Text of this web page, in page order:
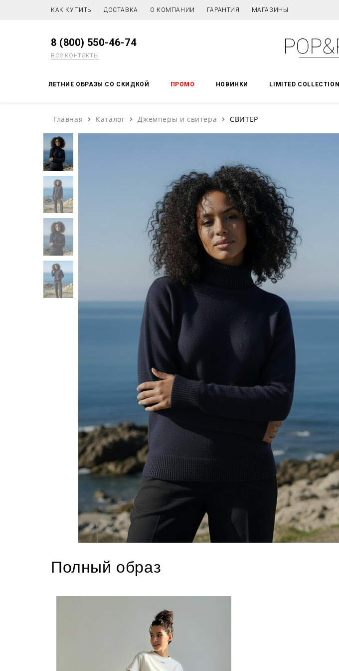
КАК КУПИТЬ ДОСТАВКА О КОМПАНИИ ГАРАНТИЯ МАГАЗИНЫ
8 (800) 550-46-74
все контакты
ЛЕТНИЕ ОБРАЗЫ СО СКИДКОЙ ПРОМО НОВИНКИ LIMITED COLLECTION
Главная Каталог Джемперы и свитера СВИТЕР
Полный образ